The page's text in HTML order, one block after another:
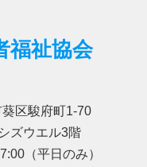
福祉協会
区駿府町1-70
ズウエル3階
（平日のみ）